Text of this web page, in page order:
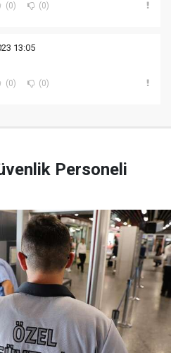
(0) (0)
13:05
(0) (0)
Personeli